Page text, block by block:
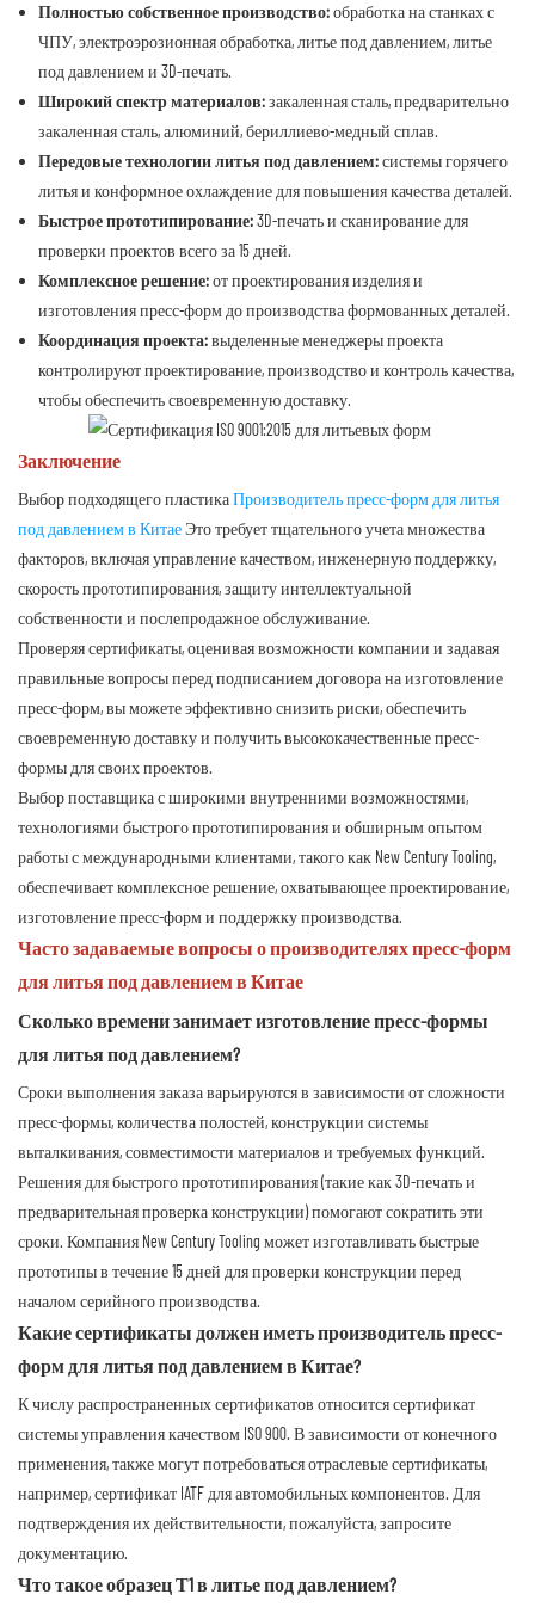
Полностью собственное производство:обработка на станках с
ЧПУ, электроэрозионная обработка, литье под давлением, литье
под давлением и 3D-печать.
Широкий спектр материалов:закаленная сталь, предварительно
закаленная сталь, алюминий, бериллиево-медный сплав.
Передовые технологии литья под давлением:системы горячего
литья и конформное охлаждение для повышения качества деталей.
Быстрое прототипирование:3D-печать и сканирование для
проверки проектов всего за 15 дней.
Комплексное решение:от проектирования изделия и
изготовления пресс-форм до производства формованных деталей.
Координация проекта:выделенные менеджеры проекта
контролируют проектирование, производство и контроль качества,
чтобы обеспечить своевременную доставку.
Заключение
Выбор подходящего пластикаПроизводитель пресс-форм для литья
под давлением в КитаеЭто требует тщательного учета множества
факторов, включая управление качеством, инженерную поддержку,
скорость прототипирования, защиту интеллектуальной
собственности и послепродажное обслуживание.
Проверяя сертификаты, оценивая возможности компании и задавая
правильные вопросы перед подписанием договора на изготовление
пресс-форм, вы можете эффективно снизить риски, обеспечить
своевременную доставку и получить высококачественные пресс-
формы для своих проектов.
Выбор поставщика с широкими внутренними возможностями,
технологиями быстрого прототипирования и обширным опытом
работы с международными клиентами, такого как New Century Tooling,
обеспечивает комплексное решение, охватывающее проектирование,
изготовление пресс-форм и поддержку производства.
Часто задаваемые вопросы о производителях пресс-форм
для литья под давлением в Китае
Сколько времени занимает изготовление пресс-формы
для литья под давлением?
Сроки выполнения заказа варьируются в зависимости от сложности
пресс-формы, количества полостей, конструкции системы
выталкивания, совместимости материалов и требуемых функций.
Решения для быстрого прототипирования (такие как 3D-печать и
предварительная проверка конструкции) помогают сократить эти
сроки. Компания New Century Tooling может изготавливать быстрые
прототипы в течение 15 дней для проверки конструкции перед
началом серийного производства.
Какие сертификаты должен иметь производитель пресс-
форм для литья под давлением в Китае?
К числу распространенных сертификатов относится сертификат
системы управления качеством ISO 900. В зависимости от конечного
применения, также могут потребоваться отраслевые сертификаты,
например, сертификат IATF для автомобильных компонентов. Для
подтверждения их действительности, пожалуйста, запросите
документацию.
Что такое образец Т1 в литье под давлением?